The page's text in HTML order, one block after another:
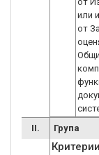
или
от
II.
Група